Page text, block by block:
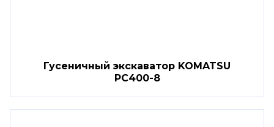
Гусеничный экскаватор KOMATSU
PC400-8